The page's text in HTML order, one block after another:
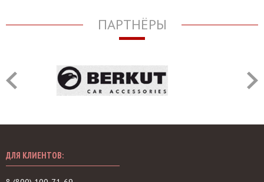
ПАРТНЁРЫ
ДЛЯ КЛИЕНТОВ: